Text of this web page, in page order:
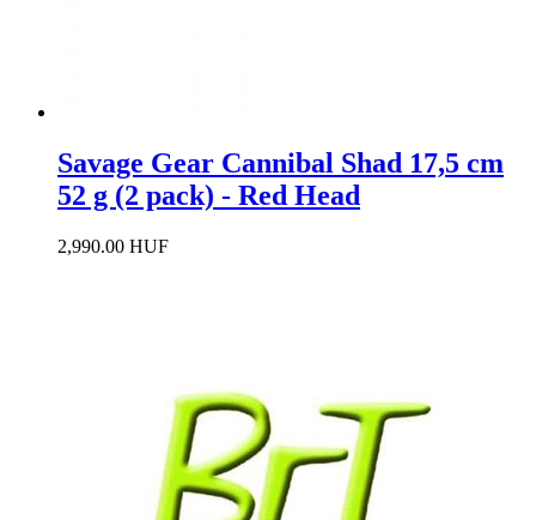
Savage Gear Cannibal Shad 17,5 cm
52 g (2 pack) - Red Head
2,990.00 HUF